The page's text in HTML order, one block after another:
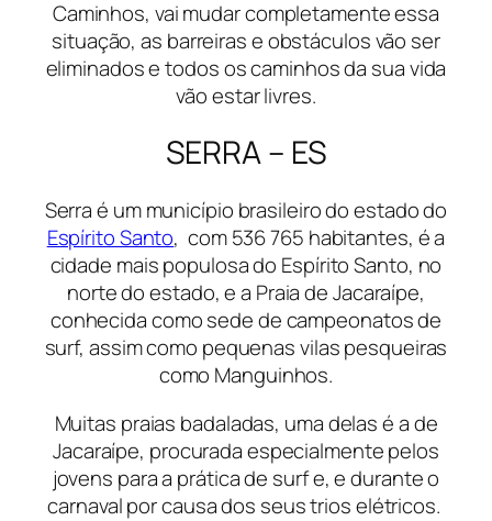
Caminhos, vai mudar completamente essa
situação, as barreiras e obstáculos vão ser
eliminados e todos os caminhos da sua vida
vão estar livres.
SERRA – ES
Serra é um município brasileiro do estado do
Espírito Santo, com 536 765 habitantes, é a
cidade mais populosa do Espírito Santo, no
norte do estado, e a Praia de Jacaraípe,
conhecida como sede de campeonatos de
surf, assim como pequenas vilas pesqueiras
como Manguinhos.
Muitas praias badaladas, uma delas é a de
Jacaraípe, procurada especialmente pelos
jovens para a prática de surf e, e durante o
carnaval por causa dos seus trios elétricos.